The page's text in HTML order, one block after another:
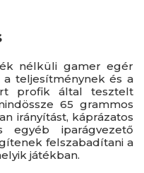
nélküli gamer egér
a teljesítménynek és a
profik által tesztelt
65 grammos
irányítást, káprázatos
egyéb iparágvezető
felszabadítani a
játékban.